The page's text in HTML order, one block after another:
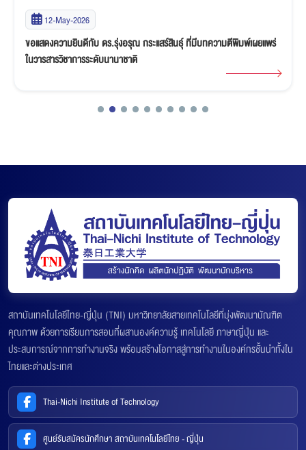
12-May-2026
ขอแสดงความยินดีกับ ดร.รุ่งอรุณ กระแสร์สินธุ์ ที่มีบทความตีพิมพ์เผยแพร่
ในวารสารวิชาการระดับนานาชาติ
สถาบันเทคโนโลยีไทย-ญี่ปุ่น (TNI) มหาวิทยาลัยสายเทคโนโลยีที่มุ่งพัฒนาบัณฑิต
คุณภาพ ด้วยการเรียนการสอนที่ผสานองค์ความรู้ เทคโนโลยี ภาษาญี่ปุ่น และ
ประสบการณ์จากการทำงานจริง พร้อมสร้างโอกาสสู่การทำงานในองค์กรชั้นนำทั้งใน
ไทยและต่างประเทศ
Thai-Nichi Institute of Technology
ศูนย์รับสมัครนักศึกษา สถาบันเทคโนโลยีไทย - ญี่ปุ่น